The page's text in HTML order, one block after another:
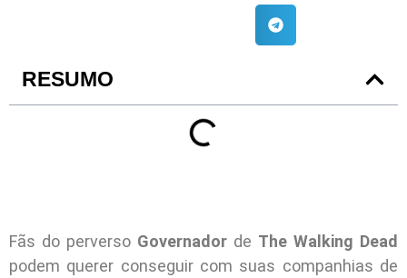
RESUMO
Fãs do perverso Governador de The Walking Dead
podem querer conseguir com suas companhias de